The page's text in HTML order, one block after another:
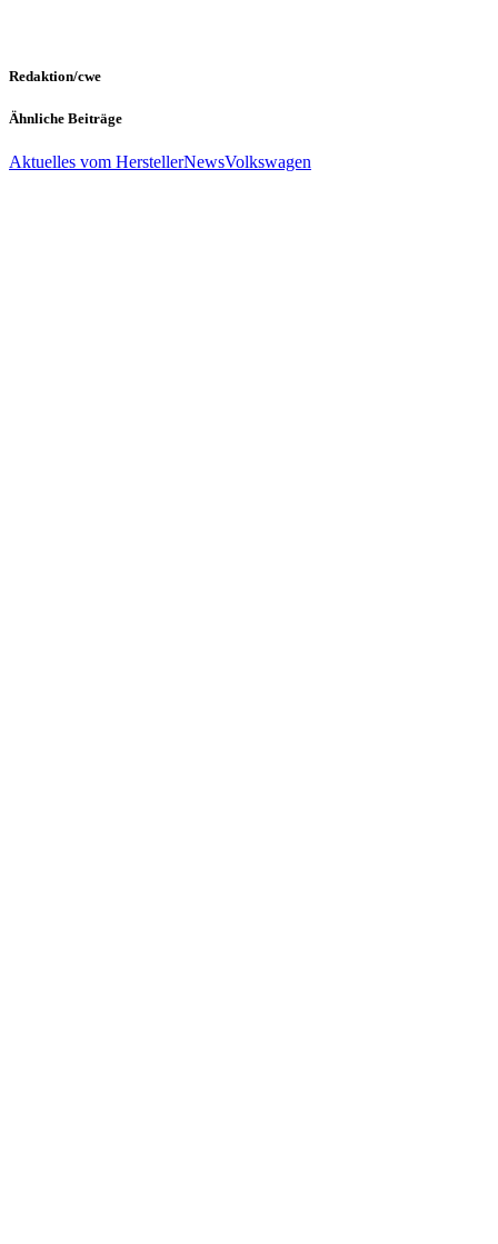
Redaktion/cwe
Ähnliche Beiträge
Aktuelles vom HerstellerNewsVolkswagen